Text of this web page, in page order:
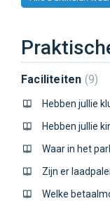
Faciliteiten 9
Hebben jullie
Hebben jullie
Waar in het
Zijn er
Welke